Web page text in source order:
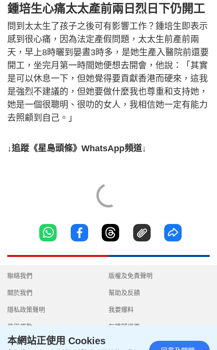
鍾培生心痛太太產前兩日烈日下仍開工
問到太太生了孩子之後可有影響工作？鍾培生即表示
感到很心痛，因為法定產假問題，太太生前產前兩
天，早上8時曬到晏晝3時多，是她生產入醫院前還要
開工，坐完月第一時間她便想去開會，他說：「其實
是可以休息一下，但她覺得要貢獻香港而硬來，這我
是強烈不建議的，但她要做什麼我也尊重和支持她，
她是一個很聰明、很叻的女人，我相信她一定有能力
去照顧到自己。」
↓追蹤《星島頭條》WhatsApp頻道↓
聯絡我們
關於我們
隱私政策聲明
使用條款
版權及免責聲明
幫助及反饋
我要爆料
無障礙網頁
本網站正使用 Cookies